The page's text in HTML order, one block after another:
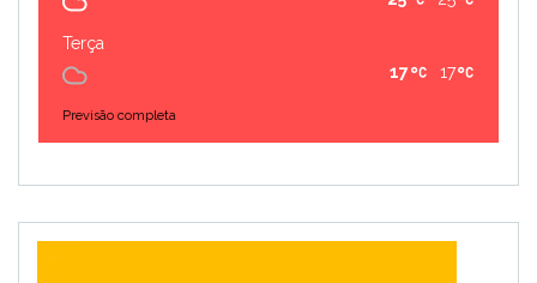
Terça
17
17
Previsão completa